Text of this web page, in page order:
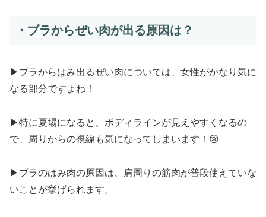
・ブラからぜい肉が出る原因は？
▶ブラからはみ出るぜい肉については、女性がかなり気に
なる部分ですよね！
▶特に夏場になると、ボディラインが見えやすくなるの
で、周りからの視線も気になってしまいます！😢
▶ブラのはみ肉の原因は、肩周りの筋肉が普段使えていな
いことが挙げられます。